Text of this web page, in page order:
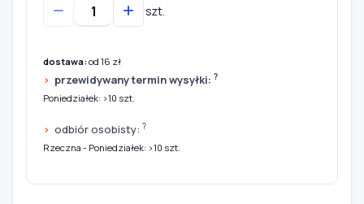
szt.
dostawa:od 16 zł
przewidywany termin wysyłki: ?
Poniedziałek: >10 szt.
odbiór osobisty: ?
Rzeczna - Poniedziałek: >10 szt.